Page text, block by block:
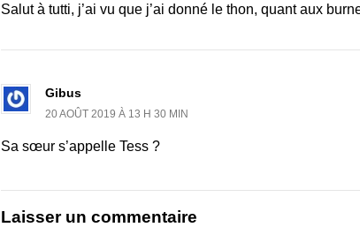
Salut à tutti, j’ai vu que j’ai donné le thon, quant aux
Gibus
20 AOÛT 2019 À 13 H 30 MIN
Sa sœur s’appelle Tess ?
Laisser un commentaire